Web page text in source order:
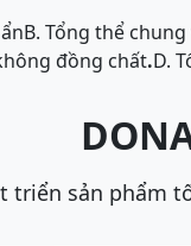
B. Tổng thể
đồng chất.D.
triển sản phẩm